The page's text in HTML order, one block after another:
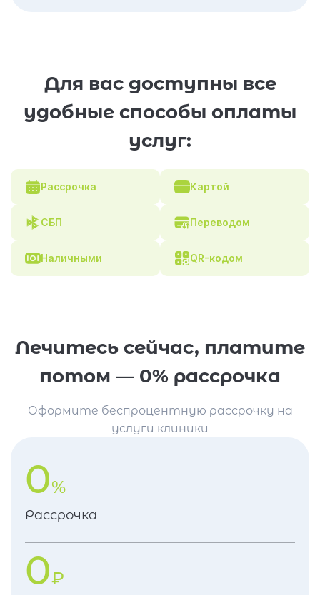
Для вас доступны все
удобные способы оплаты
услуг:
Рассрочка Картой
СБП Переводом
Наличными QR-кодом
Лечитесь сейчас, платите
потом — 0% рассрочка
Оформите беспроцентную рассрочку на
услуги клиники
0%
Рассрочка
0₽